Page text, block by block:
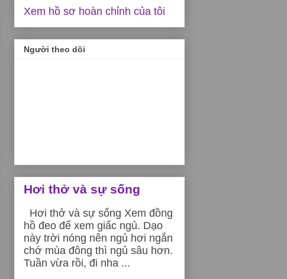
Xem hồ sơ hoàn chỉnh của tôi
Người theo dõi
Hơi thở và sự sống
Hơi thở và sự sống Xem đồng
hồ đeo để xem giấc ngủ. Dạo
này trời nóng nên ngủ hơi ngắn
chớ mùa đông thì ngủ sâu hơn.
Tuần vừa rồi, đi nha ...